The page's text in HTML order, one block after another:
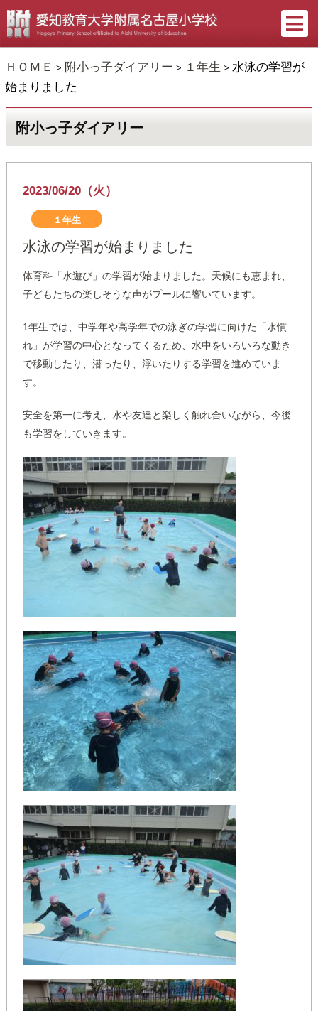
ＨＯＭＥ > 附小っ子ダイアリー > １年生 > 水泳の学習が
始まりました
附小っ子ダイアリー
2023/06/20（火）
１年生
水泳の学習が始まりました
体育科「水遊び」の学習が始まりました。天候にも恵まれ、
子どもたちの楽しそうな声がプールに響いています。
1年生では、中学年や高学年での泳ぎの学習に向けた「水慣
れ」が学習の中心となってくるため、水中をいろいろな動き
で移動したり、潜ったり、浮いたりする学習を進めていま
す。
安全を第一に考え、水や友達と楽しく触れ合いながら、今後
も学習をしていきます。